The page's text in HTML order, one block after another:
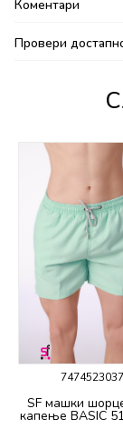
Коментари
Провери
7474523037
SF машки
капење BASIC